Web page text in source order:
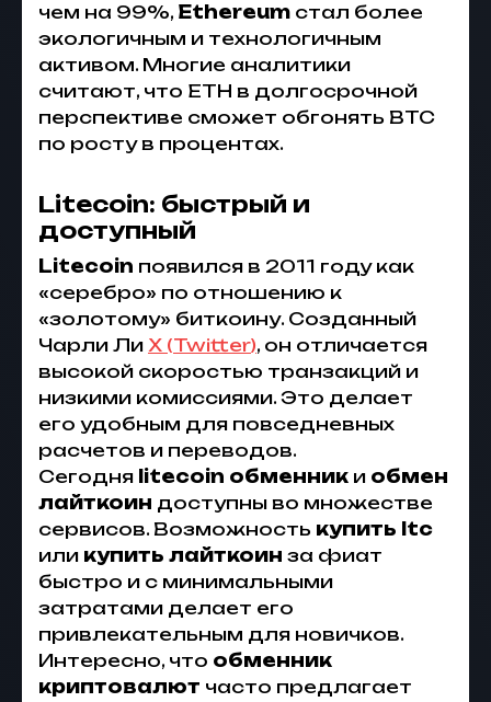
чем на 99%, Ethereum стал более
экологичным и технологичным
активом. Многие аналитики
считают, что ETH в долгосрочной
перспективе сможет обгонять BTC
по росту в процентах.
Litecoin: быстрый и
доступный
Litecoin появился в 2011 году как
«серебро» по отношению к
«золотому» биткоину. Созданный
Чарли Ли X (Twitter), он отличается
высокой скоростью транзакций и
низкими комиссиями. Это делает
его удобным для повседневных
расчетов и переводов.
Сегодня litecoin обменник и обмен
лайткоин доступны во множестве
сервисов. Возможность купить ltc
или купить лайткоин за фиат
быстро и с минимальными
затратами делает его
привлекательным для новичков.
Интересно, что обменник
криптовалют часто предлагает